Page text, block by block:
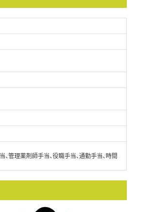
管理薬剤師手当、役職手当、通勤手当、時間